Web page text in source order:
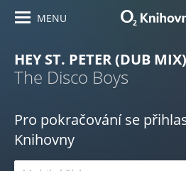
MENU
HEY ST. PETER (DUB MIX)
The Disco Boys
Pro pokračování se
Knihovny